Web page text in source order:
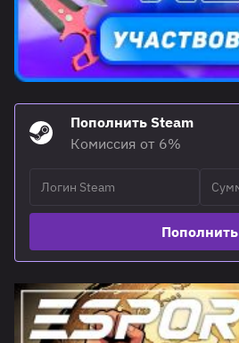
Пополнить Steam
Комиссия от 6%
Пополнить